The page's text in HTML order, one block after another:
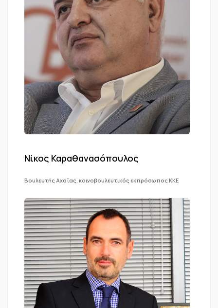
Νίκος Καραθανασόπουλος
Βουλευτής Αχαΐας, κοινοβουλευτικός εκπρόσωπος ΚΚΕ